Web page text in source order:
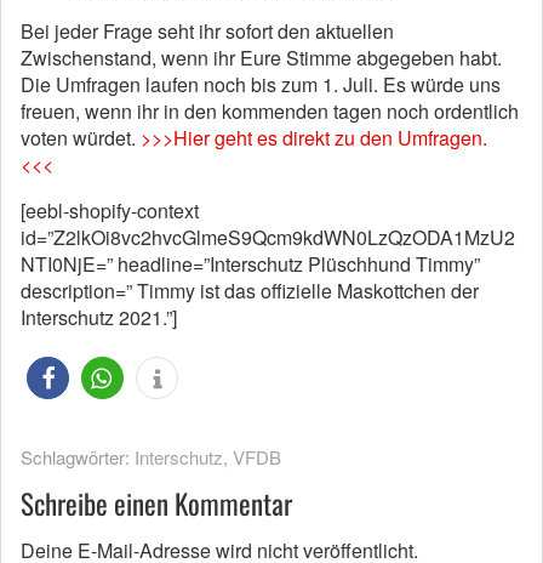
Bei jeder Frage seht ihr sofort den aktuellen
Zwischenstand, wenn ihr Eure Stimme abgegeben habt.
Die Umfragen laufen noch bis zum 1. Juli. Es würde uns
freuen, wenn ihr in den kommenden tagen noch ordentlich
voten würdet. >>>Hier geht es direkt zu den Umfragen.
<<<
[eebl-shopify-context
id=”Z2lkOi8vc2hvcGlmeS9Qcm9kdWN0LzQzODA1MzU2
NTI0NjE=” headline=”Interschutz Plüschhund Timmy”
description=” Timmy ist das offizielle Maskottchen der
Interschutz 2021.”]
Schlagwörter: Interschutz, VFDB
Schreibe einen Kommentar
Deine E-Mail-Adresse wird nicht veröffentlicht.